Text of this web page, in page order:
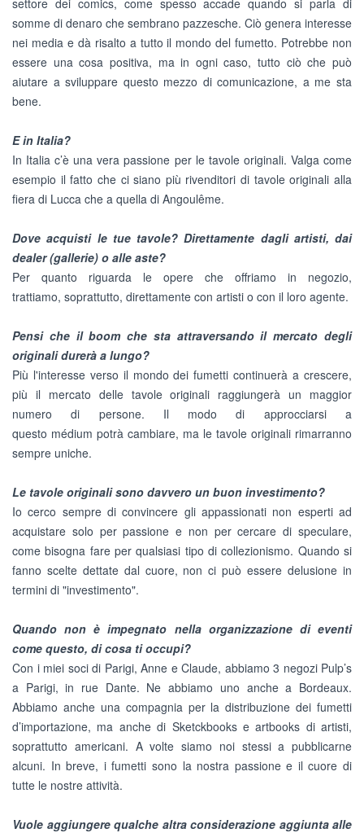
somme di denaro che sembrano pazzesche. Ciò genera interesse
nei media e dà risalto a tutto il mondo del fumetto. Potrebbe non
essere una cosa positiva, ma in ogni caso, tutto ciò che può
aiutare a sviluppare questo mezzo di comunicazione, a me sta
bene.
E in Italia?
In Italia c’è una vera passione per le tavole originali. Valga come
esempio il fatto che ci siano più rivenditori di tavole originali alla
fiera di Lucca che a quella di Angoulême.
Dove acquisti le tue tavole? Direttamente dagli artisti, dai
dealer (gallerie) o alle aste?
Per quanto riguarda le opere che offriamo in negozio,
trattiamo, soprattutto, direttamente con artisti o con il loro agente.
Pensi che il boom che sta attraversando il mercato degli
originali durerà a lungo?
Più l'interesse verso il mondo dei fumetti continuerà a crescere,
più il mercato delle tavole originali raggiungerà un maggior
numero di persone. Il modo di approcciarsi a
questo médium potrà cambiare, ma le tavole originali rimarranno
sempre uniche.
Le tavole originali sono davvero un buon investimento?
Io cerco sempre di convincere gli appassionati non esperti ad
acquistare solo per passione e non per cercare di speculare,
come bisogna fare per qualsiasi tipo di collezionismo. Quando si
fanno scelte dettate dal cuore, non ci può essere delusione in
termini di "investimento".
Quando non è impegnato nella organizzazione di eventi
come questo, di cosa ti occupi?
Con i miei soci di Parigi, Anne e Claude, abbiamo 3 negozi Pulp’s
a Parigi, in rue Dante. Ne abbiamo uno anche a Bordeaux.
Abbiamo anche una compagnia per la distribuzione dei fumetti
d’importazione, ma anche di Sketckbooks e artbooks di artisti,
soprattutto americani. A volte siamo noi stessi a pubblicarne
alcuni. In breve, i fumetti sono la nostra passione e il cuore di
tutte le nostre attività.
Vuole aggiungere qualche altra considerazione aggiunta alle